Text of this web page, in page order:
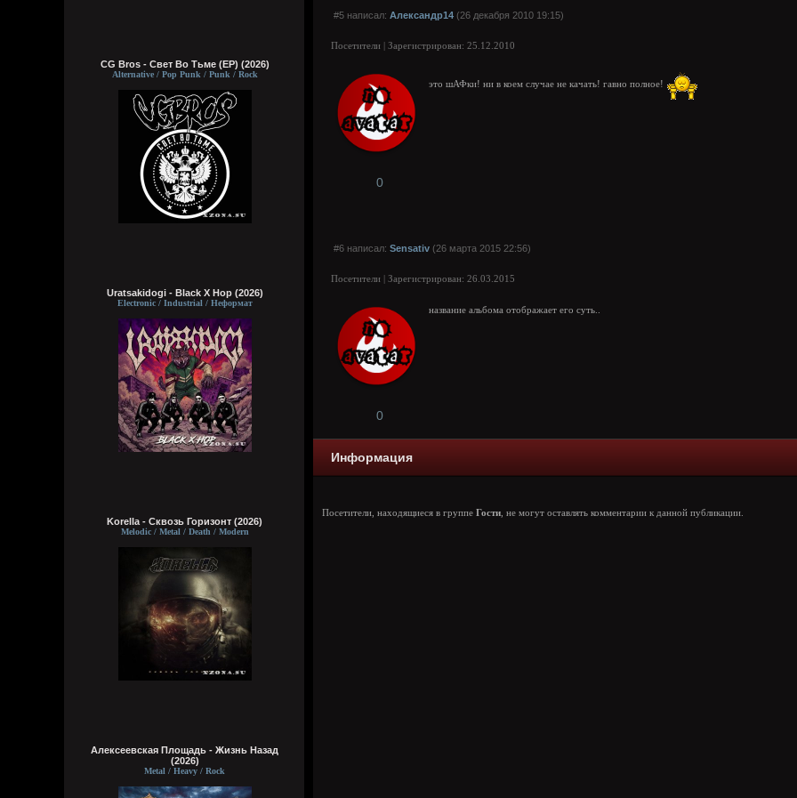
CG Bros - Свет Во Тьме (EP) (2026)
Alternative / Pop Punk / Punk / Rock
Uratsakidogi - Black X Hop (2026)
Electronic / Industrial / Неформат
Korella - Сквозь Горизонт (2026)
Melodic / Metal / Death / Modern
Алексеевская Площадь - Жизнь Назад
(2026)
Metal / Heavy / Rock
#5 написал: Александр14 (26 декабря 2010 19:15)
Посетители | Зарегистрирован: 25.12.2010
это шАФки! ни в коем случае не качать! гавно полное!
0
#6 написал: Sensativ (26 марта 2015 22:56)
Посетители | Зарегистрирован: 26.03.2015
название альбома отображает его суть..
0
Информация
Посетители, находящиеся в группе Гости , не могут оставлять комментарии к данной публикации.